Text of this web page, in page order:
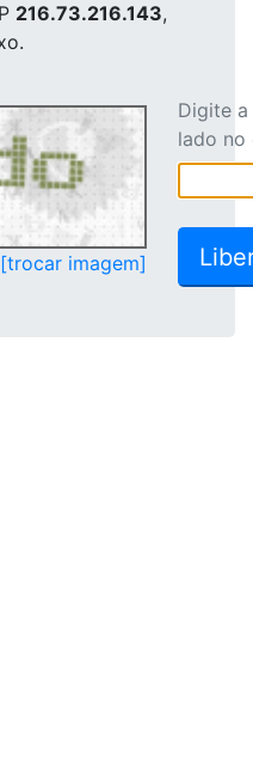
216.73.216.143,
[trocar imagem]
Digite
lado no